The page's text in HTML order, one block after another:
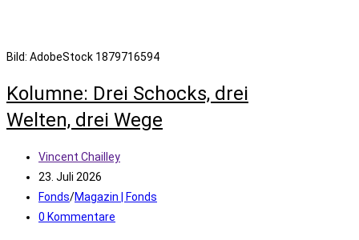
Bild: AdobeStock 1879716594
Kolumne: Drei Schocks, drei
Welten, drei Wege
Beitrags-
Autor:
Vincent Chailley
Beitrag
veröffentlicht:
23. Juli 2026
Beitrags-
Kategorie:
Fonds/Magazin | Fonds
Beitrags-
0 Kommentare